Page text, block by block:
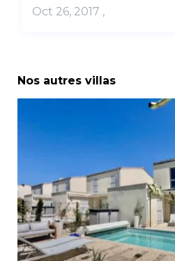
Oct 26, 2017 ,
Nos autres villas